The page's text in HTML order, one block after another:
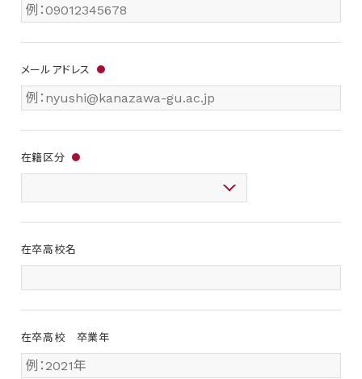
メールアドレス ●
在籍区分 ●
在卒高校名
在卒高校 卒業年